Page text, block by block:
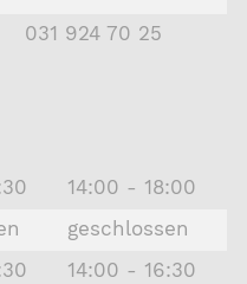
031 924 70 25
14:00 - 18:00
geschlossen
14:00 - 16:30